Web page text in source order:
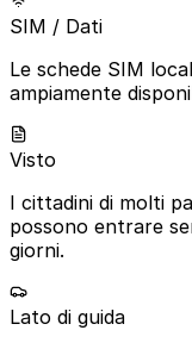
SIM / Dati
Le schede SIM
ampiamente
Visto
I cittadini di molti
possono entrare
giorni.
Lato di guida